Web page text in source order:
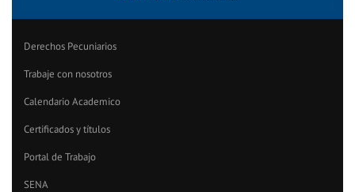
Derechos Pecuniarios
Trabaje con nosotros
Calendario Academico
Certificados y títulos
Portal de Trabajo
SENA